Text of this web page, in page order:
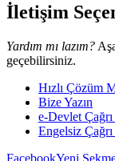
İletişim
Yardım mı lazım?
geçebilirsiniz.
Hızlı Çözüm
Bize Yazın
e-Devlet
Engelsiz
FacebookYeni